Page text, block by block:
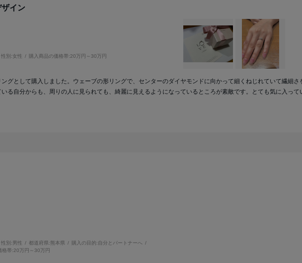
イン
性別:女性 購入商品の価格帯:20万円～30万円
グとして購入しました。ウェーブの形リングで、センターのダイヤモンドに向かって細くねじれていて繊細
る自分からも、周りの人に見られても、綺麗に見えるようになっているところが素敵です。とても気に入って
性別:男性 都道府県:熊本県 購入の目的:自分とパートナーへ
格帯:20万円～30万円